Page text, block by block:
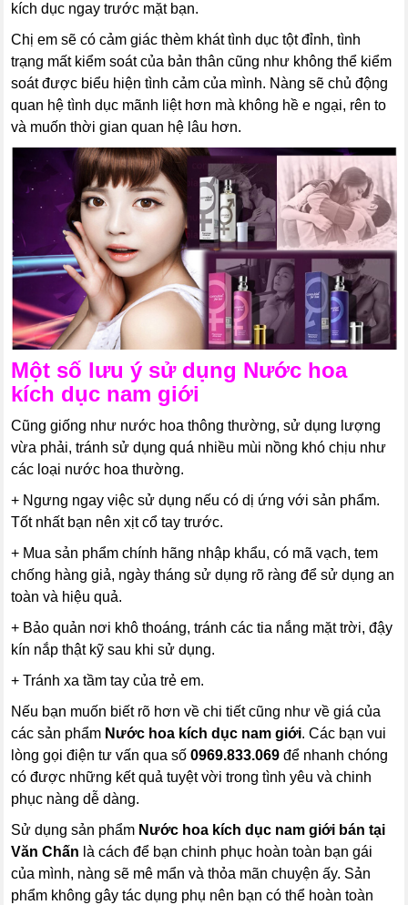
kích dục ngay trước mặt bạn.
Chị em sẽ có cảm giác thèm khát tình dục tột đỉnh, tình
trạng mất kiểm soát của bản thân cũng như không thể kiểm
soát được biểu hiện tình cảm của mình. Nàng sẽ chủ động
quan hệ tình dục mãnh liệt hơn mà không hề e ngại, rên to
và muốn thời gian quan hệ lâu hơn.
Một số lưu ý sử dụng Nước hoa
kích dục nam giới
Cũng giống như nước hoa thông thường, sử dụng lượng
vừa phải, tránh sử dụng quá nhiều mùi nồng khó chịu như
các loại nước hoa thường.
+ Ngưng ngay việc sử dụng nếu có dị ứng với sản phẩm.
Tốt nhất bạn nên xịt cổ tay trước.
+ Mua sản phẩm chính hãng nhập khẩu, có mã vạch, tem
chống hàng giả, ngày tháng sử dụng rõ ràng để sử dụng an
toàn và hiệu quả.
+ Bảo quản nơi khô thoáng, tránh các tia nắng mặt trời, đậy
kín nắp thật kỹ sau khi sử dụng.
+ Tránh xa tầm tay của trẻ em.
Nếu bạn muốn biết rõ hơn về chi tiết cũng như về giá của
các sản phẩm Nước hoa kích dục nam giới. Các bạn vui
lòng gọi điện tư vấn qua số0969.833.069để nhanh chóng
có được những kết quả tuyệt vời trong tình yêu và chinh
phục nàng dễ dàng.
Sử dụng sản phẩm Nước hoa kích dục nam giới bán tại
Văn Chấn là cách để bạn chinh phục hoàn toàn bạn gái
của mình, nàng sẽ mê mẩn và thỏa mãn chuyện ấy. Sản
phẩm không gây tác dụng phụ nên bạn có thể hoàn toàn